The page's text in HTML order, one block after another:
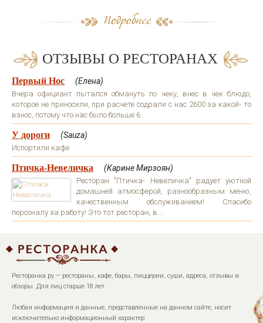
ОТЗЫВЫ О РЕСТОРАНАХ
Первый Нос (Елена)
Вчера официант пытался обмануть по чеку, внес в чек блюдо,
которое не приносили, при расчете содрали с нас 2600 за какой- то
взнос, потому что нас было больше 6...
У дороги (Sauza)
Испортили кафе
Птичка-Невеличка (Карине Мирзоян)
Ресторан "Птичка- Невеличка" радует уютной
домашней атмосферой, разнообразным меню,
качественным обслуживанием! Спасибо
персоналу за работу! Это тот ресторан, в...
Ресторанка.ру — рестораны, кафе, бары, пиццерии, суши, адреса, отзывы и
обзоры. Для лиц старше 18 лет.
Любая информация и данные, представленные на данном сайте, носит
исключительно информационный характер